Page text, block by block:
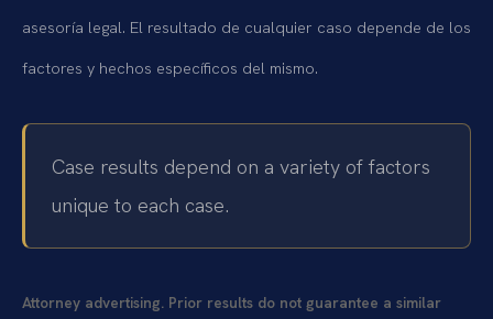
asesoría legal. El resultado de cualquier caso depende de los
factores y hechos específicos del mismo.
Case results depend on a variety of factors
unique to each case.
Attorney advertising. Prior results do not guarantee a similar